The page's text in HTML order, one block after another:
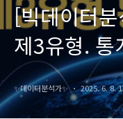
[빅데이터
제3유형. 통
가설검정,
분석
✨️데이터분석가✨️ 2025. 6. 8.